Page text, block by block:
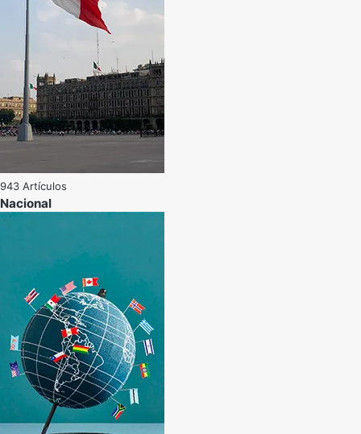
943 Artículos
Nacional